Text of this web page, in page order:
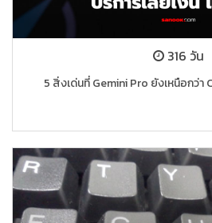
316 วัน
5 สิ่งเด่นที่ Gemini Pro ยังเหนือกว่า